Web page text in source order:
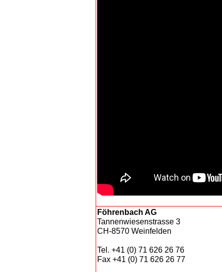
Föhrenbach AG
Tannenwiesenstrasse 3
CH-8570 Weinfelden
Tel. +41 (0) 71 626 26 76
Fax +41 (0) 71 626 26 77